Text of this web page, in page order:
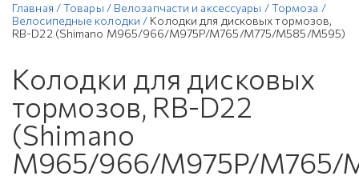
Главная /Товары / Велозапчасти и аксессуары /Тормоза /
Велосипедные колодки / Колодки для дисковых тормозов,
RB-D22 (Shimano M965/966/M975P/M765/M775/M585/M595)
Колодки для дисковых
тормозов, RB-D22
(Shimano
M965/966/M975P/M765/